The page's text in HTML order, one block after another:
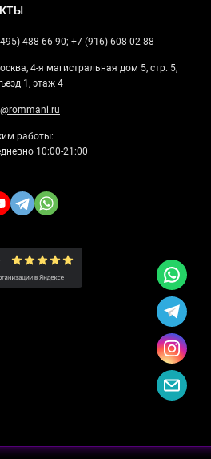
488-66-90; +7 (916) 608-02-88
4-я магистральная дом 5, стр. 5,
1, этаж 4
работы:
10:00-21:00